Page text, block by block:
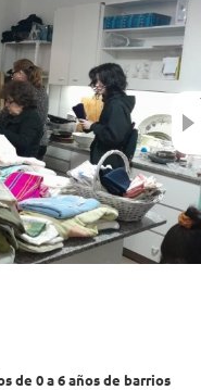
de 0 a 6 años de barrios